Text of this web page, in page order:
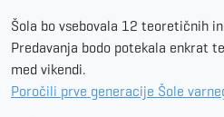
Šola bo vsebovala 12 teoretičnih
Predavanja bodo potekala enkrat
med vikendi.
Poročili prve generacije Šole